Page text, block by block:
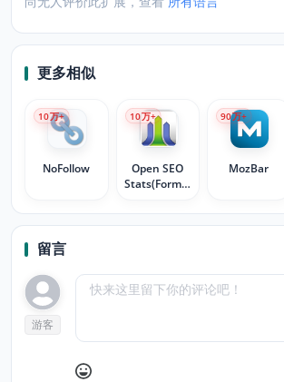
更多相似
NoFollow
10万+
Open SEO
Stats(Formerly:
Status)
10万+
MozBar
90万+
留言
游客